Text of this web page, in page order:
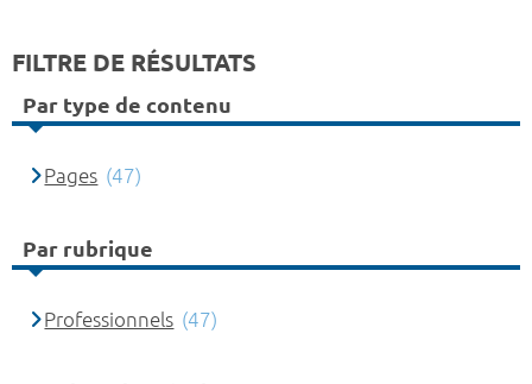
FILTRE DE RÉSULTATS
Par type de contenu
Pages (47)
Par rubrique
Professionnels (47)